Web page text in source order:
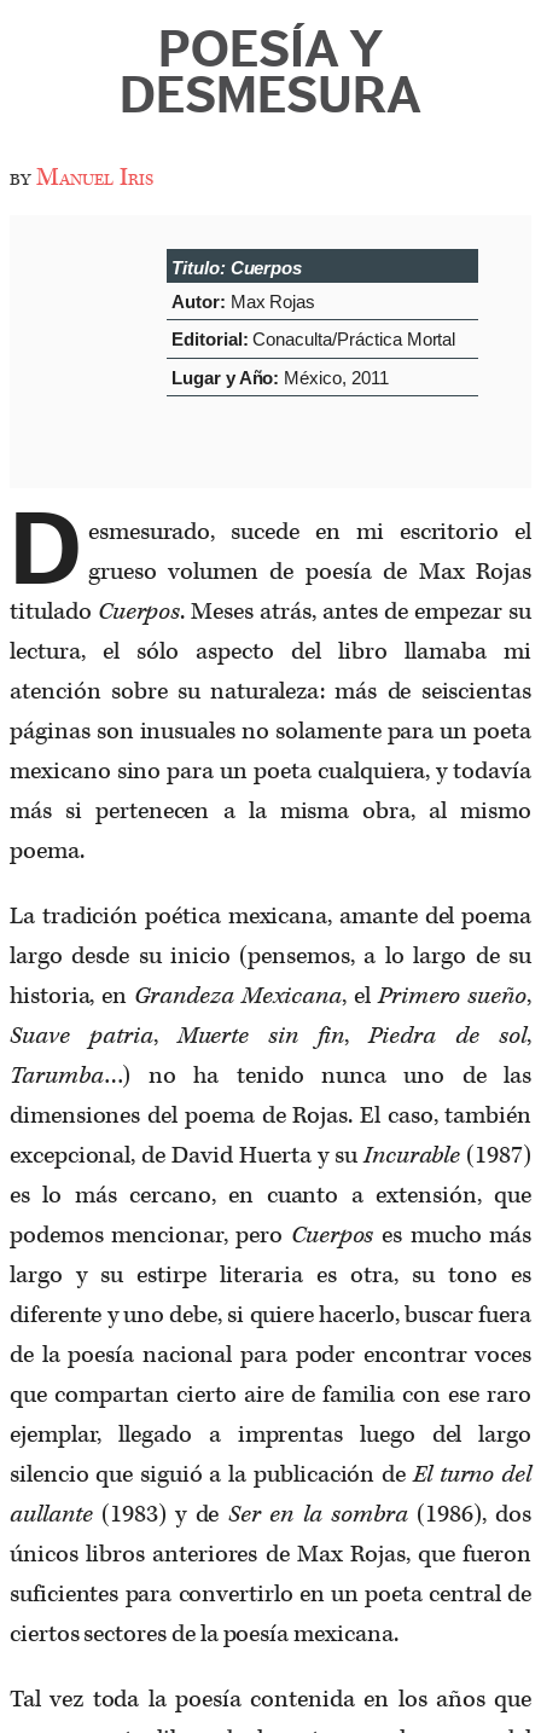
POESÍA Y
DESMESURA
byManuel Iris
Titulo: Cuerpos
Autor: Max Rojas
Editorial:Conaculta/Práctica Mortal
Lugar y Año: México, 2011
D esmesurado, sucede en mi escritorio el
grueso volumen de poesía de Max Rojas
titulado Cuerpos. Meses atrás, antes de empezar su
lectura, el sólo aspecto del libro llamaba mi
atención sobre su naturaleza: más de seiscientas
páginas son inusuales no solamente para un poeta
mexicano sino para un poeta cualquiera, y todavía
más si pertenecen a la misma obra, al mismo
poema.
La tradición poética mexicana, amante del poema
largo desde su inicio (pensemos, a lo largo de su
historia, en Grandeza Mexicana, elPrimero sueño,
Suave
patria,Muerte sin fin,Piedra de sol,
Tarumba…) no ha tenido nunca uno de las
dimensiones del poema de Rojas. El caso, también
excepcional, de David Huerta y suIncurable (1987)
es lo más cercano, en cuanto a extensión, que
podemos mencionar, pero Cuerposes mucho más
largo y su estirpe literaria es otra, su tono es
diferente y uno debe, si quiere hacerlo, buscar fuera
de la poesía nacional para poder encontrar voces
que compartan cierto aire de familia con ese raro
ejemplar, llegado a imprentas luego del largo
silencio que siguió a la publicación deEl turno del
aullante(1983) y de Ser en la sombra (1986), dos
únicos libros anteriores de Max Rojas, que fueron
suficientes para convertirlo en un poeta central de
ciertos sectores de la poesía mexicana.
Tal vez toda la poesía contenida en los años que